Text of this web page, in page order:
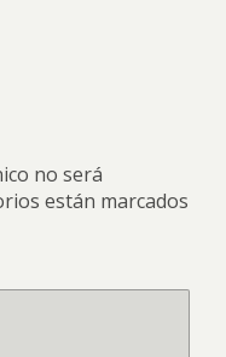
no será
están marcados